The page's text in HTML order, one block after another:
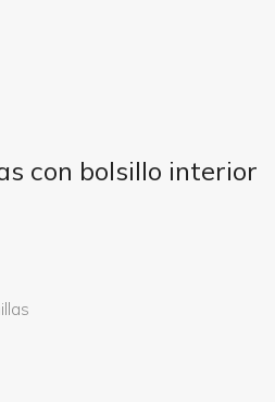
con bolsillo interior